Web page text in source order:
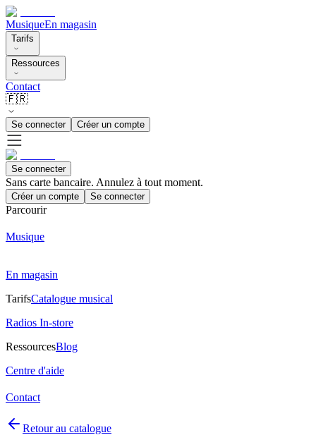
MusiqueEn magasin
Tarifs
Ressources
Contact
🇫🇷
Se connecter Créer un compte
Se connecter
Sans carte bancaire. Annulez à tout moment.
Créer un compte Se connecter
Parcourir
Musique
En magasin
TarifsCatalogue musical
Radios In-store
RessourcesBlog
Centre d'aide
Contact
Retour au catalogue